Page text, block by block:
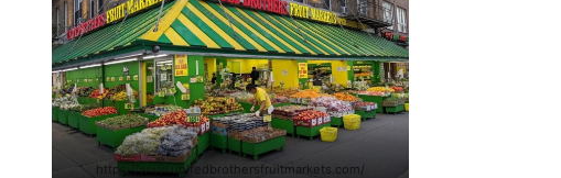
https://www.unitedbrothersfruitmarkets.com/